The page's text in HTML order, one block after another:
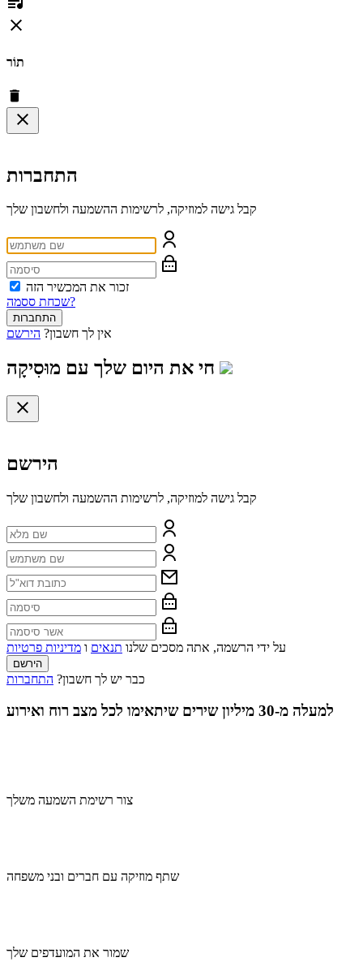
תוֹר
התחברות
קבל גישה למוזיקה, לרשימות ההשמעה ולחשבון שלך
זכור את המכשיר הזה
שכחת ססמה?
התחברות
אין לך חשבון? הירשם
חי את היום שלך עם מוּסִיקָה
הירשם
קבל גישה למוזיקה, לרשימות ההשמעה ולחשבון שלך
על ידי הרשמה, אתה מסכים שלנו תנאים ו מדיניות פרטיות
הירשם
כבר יש לך חשבון? התחברות
למעלה מ-30 מיליון שירים שיתאימו לכל מצב רוח ואירוע
צור רשימת השמעה משלך
שתף מוזיקה עם חברים ובני משפחה
שמור את המועדפים שלך